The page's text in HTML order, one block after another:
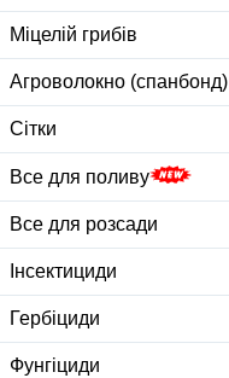
Міцелій грибів
Агроволокно (спанбонд)
Сітки
Все для поливу
Все для розсади
Інсектициди
Гербіциди
Фунгіциди